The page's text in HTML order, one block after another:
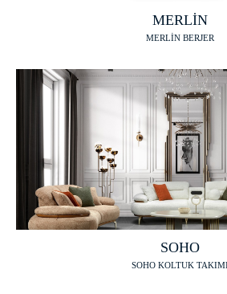
MERLİN
MERLİN BERJER
SOHO
SOHO KOLTUK